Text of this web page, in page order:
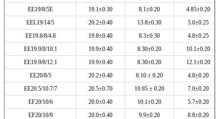
EE19/8/5E
19.1±0.30 8.1±0.20
4.85±0.20
EEL19/14/5
20.2±0.40 13.8±0.30
5.0±0.25
EE19.8/8/4.8
19.8±0.40 8.3±0.30
4.8±0.25
EE19.9/8/10.1
19.9±0.40 8.30±0.20
10.1±0.20
EE19.9/8/12.1
19.9±0.40 8.30±0.20
12.1±0.20
EE20/8/5
20.2±0.40 8.10 ± 0.20
4.8±0.20
EE20.5/10.7/7
20.5±0.70 10.95 ± 0.20
7.0±0.20
EF20/10/6
20.0±0.40 10.1±0.20
5.7±0.20
EF20/10/9
20.0±0.40 9.9±0.20
8.8±0.20